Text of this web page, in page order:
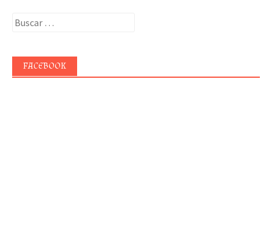
Buscar:
FACEBOOK